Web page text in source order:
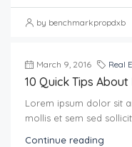
by benchmarkpropdxb
March 9, 2016 Real
10 Quick Tips
Lorem ipsum dolor sit
mollis et sem sed
Continue reading